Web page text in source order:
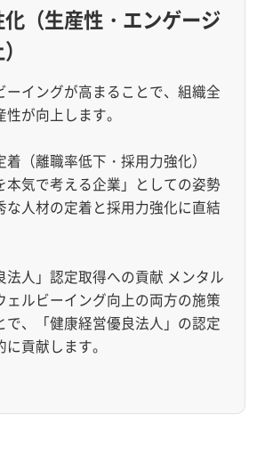
（生産性・エンゲージ
ーイングが高まることで、組織全
が向上します。
（離職率低下・採用力強化）
本気で考える企業」としての姿勢
な人材の定着と採用力強化に直結
法人」認定取得への貢献 メンタル
ェルビーイング向上の両方の施策
で、「健康経営優良法人」の認定
貢献します。